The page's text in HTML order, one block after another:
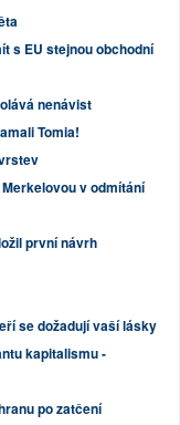
s EU stejnou obchodní
nenávist
Tomia!
v odmítání
první návrh
se dožadují vaší lásky
kapitalismu -
po zatčení